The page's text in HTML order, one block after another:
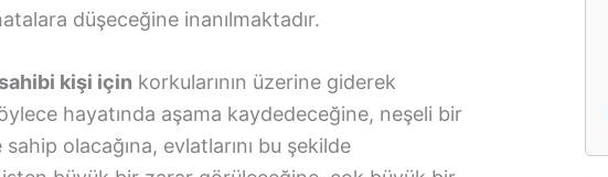
düşeceğine inanılmaktadır.
kişi için korkularının üzerine giderek
hayatında aşama kaydedeceğine, neşeli bir
olacağına, evlatlarını bu şekilde